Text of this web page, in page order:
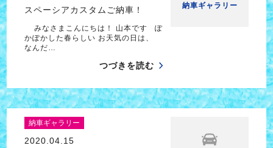
スペーシアカスタムご納車！
みなさまこんにちは！ 山本です ぽ
かぽかした春らしい お天気の日は、
なんだ…
つづきを読む
納車ギャラリー
納車ギャラリー
2020.04.15